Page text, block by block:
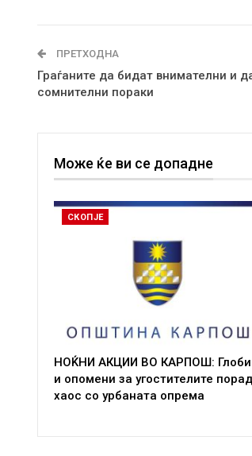
ПРЕТХОДНА
Граѓаните да бидат внимателни и
сомнителни пораки
Може ќе ви се допадне
СКОПЈЕ
НОЌНИ АКЦИИ ВО КАРПОШ: Глоби
и опомени за угостителите
хаос со урбаната опрема